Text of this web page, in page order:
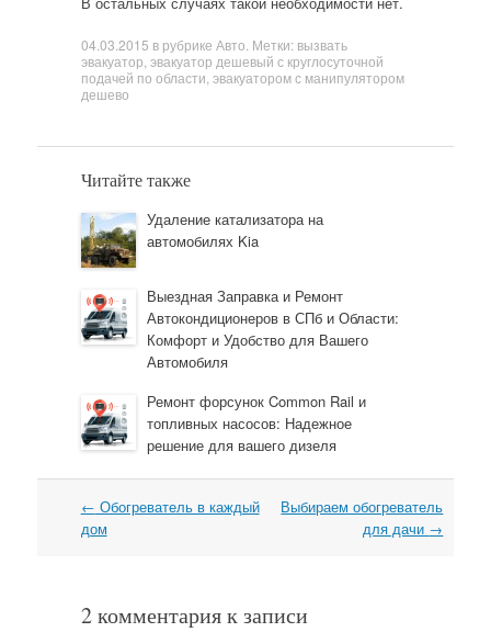
04.03.2015 в рубрике Авто . Метки: вызвать
эвакуатор эвакуатор дешевый с круглосуточной
подачей по области эвакуатором с манипулятором
дешево
Читайте также
Удаление катализатора на
автомобилях Kia
Выездная Заправка и Ремонт
Автокондиционеров в СПб и Области:
Комфорт и Удобство для Вашего
Автомобиля
Ремонт форсунок Common Rail и
топливных насосов: Надежное
решение для вашего дизеля
Навигация
← Обогреватель в каждый
дом
Выбираем обогреватель
для дачи →
2 комментария к записи